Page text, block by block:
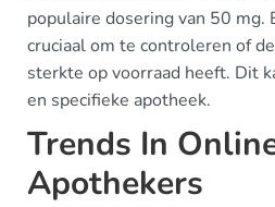
populaire dosering van 50 mg.
cruciaal om te controleren of
sterkte op voorraad heeft. Dit
en specifieke apotheek.
Trends In
Apothekers